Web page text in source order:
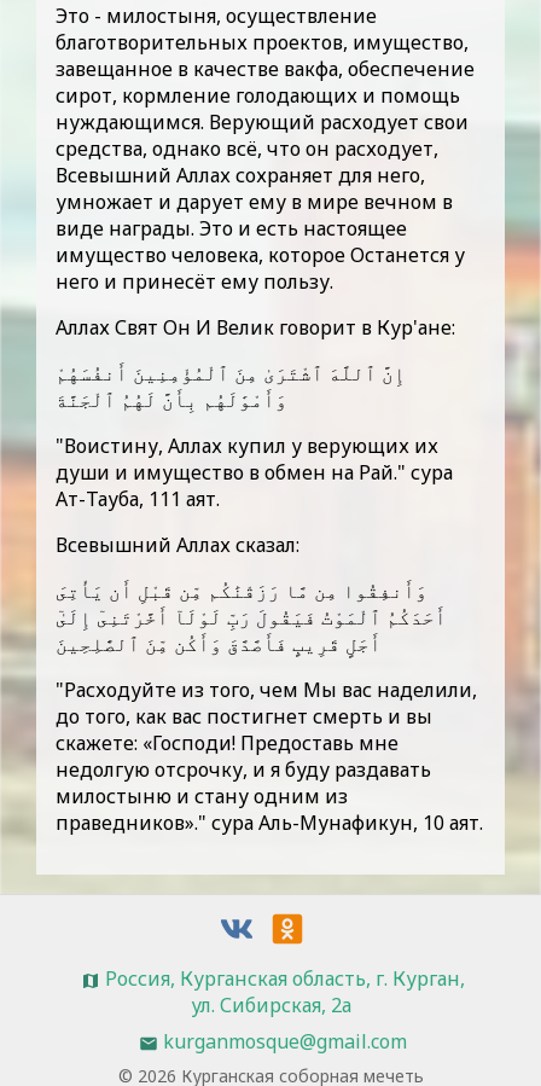
Это - милостыня, осуществление
благотворительных проектов, имущество,
завещанное в качестве вакфа, обеспечение
сирот, кормление голодающих и помощь
нуждающимся. Верующий расходует свои
средства, однако всё, что он расходует,
Всевышний Аллах сохраняет для него,
умножает и дарует ему в мире вечном в
виде награды. Это и есть настоящее
имущество человека, которое Останется у
него и принесёт ему пользу.
Аллах Свят Он И Велик говорит в Кур'ане:
إِنَّ ٱللَّهَ ٱشْتَرَىٰ مِنَ ٱلْمُؤْمِنِينَ أَنفُسَهُمْ
وَأَمْوَٰلَهُم بِأَنَّ لَهُمُ ٱلْجَنَّةَ
"Воистину, Аллах купил у верующих их
души и имущество в обмен на Рай." сура
Ат-Тауба, 111 аят.
Всевышний Аллах сказал:
وَأَنفِقُوا مِن مَّا رَزَقْنَٰكُم مِّن قَبْلِ أَن يَأْتِىَ
أَحَدَكُمُ ٱلْمَوْتُ فَيَقُولَ رَبِّ لَوْلَآ أَخَّرْتَنِىٓ إِلَىٰٓ
أَجَلٍ قَرِيبٍ فَأَصَّدَّقَ وَأَكُن مِّنَ ٱلصَّٰلِحِينَ
"Расходуйте из того, чем Мы вас наделили,
до того, как вас постигнет смерть и вы
скажете: «Господи! Предоставь мне
недолгую отсрочку, и я буду раздавать
милостыню и стану одним из
праведников»." сура Аль-Мунафикун, 10 аят.
Россия, Курганская область, г. Курган,
ул. Сибирская, 2а
kurganmosque@gmail.com
© 2026 Курганская соборная мечеть